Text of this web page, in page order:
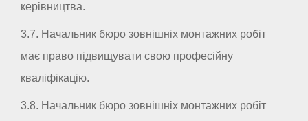
керівництва.
3.7. Начальник бюро зовнішніх монтажних робіт
має право підвищувати свою професійну
кваліфікацію.
3.8. Начальник бюро зовнішніх монтажних робіт